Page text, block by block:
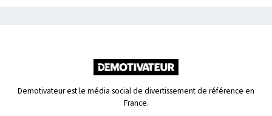
Demotivateur est le média social de divertissement de référence en
France.